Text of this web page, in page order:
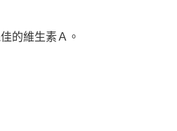
的維生素Ａ。